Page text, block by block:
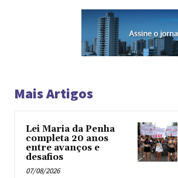
Mais Artigos
Lei Maria da Penha
completa 20 anos
entre avanços e
desafios
07/08/2026